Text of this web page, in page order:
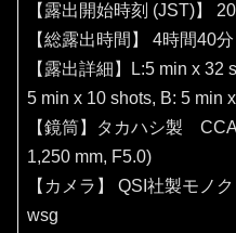
【露出開始時刻 (JST)】
【総露出時間】 4時間40分
【露出詳細】L:5 min x 32
5 min x 10 shots, B: 5 min
【鏡筒】タカハシ製
1,250 mm, F5.0)
【カメラ】 QSI社製モノ
wsg